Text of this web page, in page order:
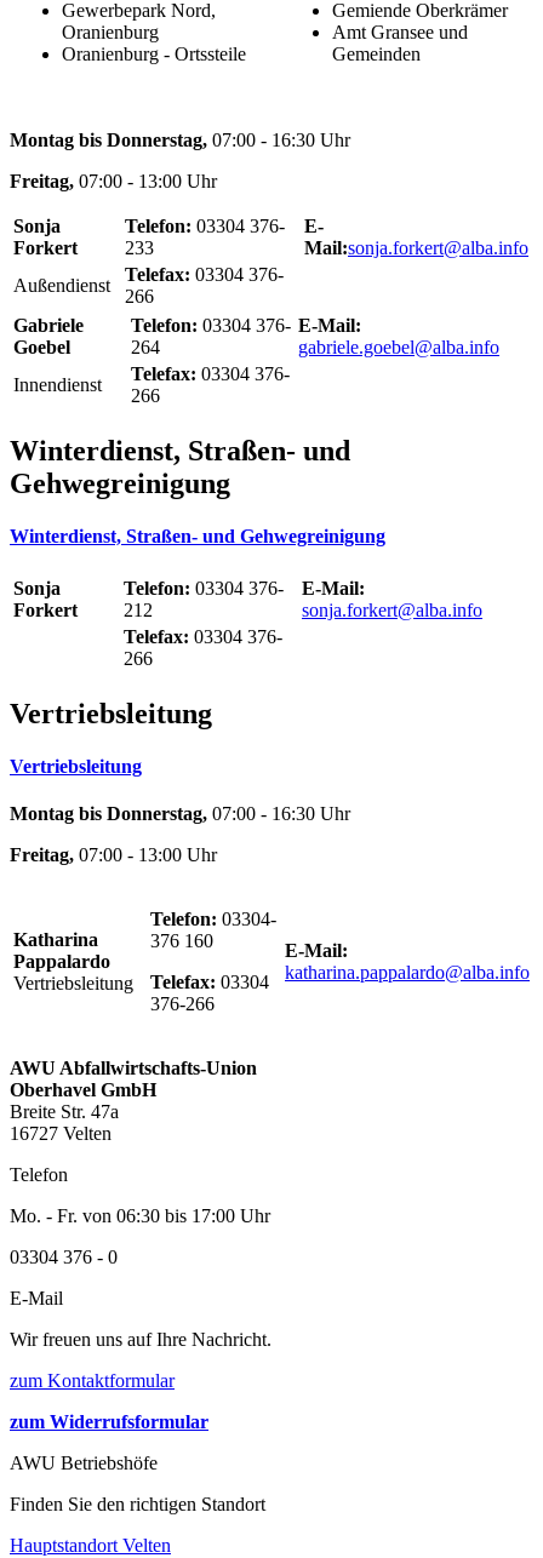
Gewerbepark Nord,
Oranienburg
Oranienburg - Ortssteile
Gemiende Oberkrämer
Amt Gransee und
Gemeinden
Montag bis Donnerstag, 07:00 - 16:30 Uhr
Freitag, 07:00 - 13:00 Uhr
Sonja
Forkert
Telefon: 03304 376-
233
E-
Mail:sonja.forkert@alba.info
Außendienst
Telefax: 03304 376-
266
Gabriele
Goebel
Telefon: 03304 376-
264
E-Mail:
gabriele.goebel@alba.info
Innendienst
Telefax: 03304 376-
266
Winterdienst, Straßen- und
Gehwegreinigung
Winterdienst, Straßen- und Gehwegreinigung
Sonja
Forkert
Telefon: 03304 376-
212
E-Mail:
sonja.forkert@alba.info
Telefax: 03304 376-
266
Vertriebsleitung
Vertriebsleitung
Montag bis Donnerstag, 07:00 - 16:30 Uhr
Freitag, 07:00 - 13:00 Uhr
Katharina
Pappalardo
Vertriebsleitung
Telefon: 03304-
376 160
Telefax: 03304
376-266
E-Mail:
katharina.pappalardo@alba.info
AWU Abfallwirtschafts-Union
Oberhavel GmbH
Breite Str. 47a
16727 Velten
Telefon
Mo. - Fr. von 06:30 bis 17:00 Uhr
03304 376 - 0
E-Mail
Wir freuen uns auf Ihre Nachricht.
zum Kontaktformular
zum Widerrufsformular
AWU Betriebshöfe
Finden Sie den richtigen Standort
Hauptstandort Velten